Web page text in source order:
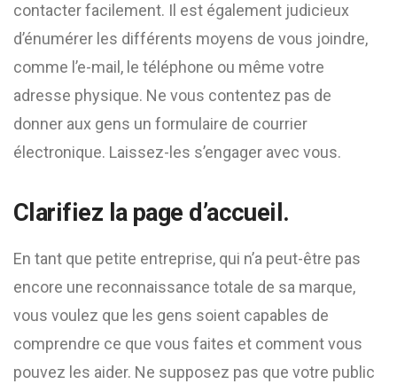
contacter facilement. Il est également judicieux
d’énumérer les différents moyens de vous joindre,
comme l’e-mail, le téléphone ou même votre
adresse physique. Ne vous contentez pas de
donner aux gens un formulaire de courrier
électronique. Laissez-les s’engager avec vous.
Clarifiez la page d’accueil.
En tant que petite entreprise, qui n’a peut-être pas
encore une reconnaissance totale de sa marque,
vous voulez que les gens soient capables de
comprendre ce que vous faites et comment vous
pouvez les aider. Ne supposez pas que votre public